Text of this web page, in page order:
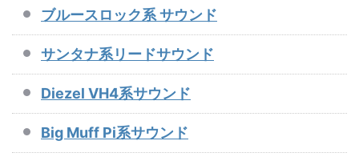
ブルースロック系 サウンド
サンタナ系リードサウンド
Diezel VH4系サウンド
Big Muff Pi系サウンド